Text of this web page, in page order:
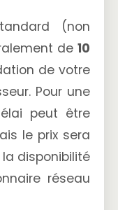
(non
de 10
de votre
Pour une
peut être
le prix sera
disponibilité
réseau